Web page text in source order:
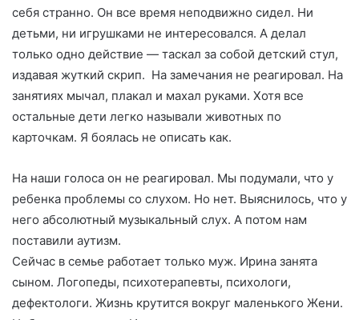
себя странно. Он все время неподвижно сидел. Ни
детьми, ни игрушками не интересовался. А делал
только одно действие — таскал за собой детский стул,
издавая жуткий скрип. На замечания не реагировал. На
занятиях мычал, плакал и махал руками. Хотя все
остальные дети легко называли животных по
карточкам. Я боялась не описать как.
На наши голоса он не реагировал. Мы подумали, что у
ребенка проблемы со слухом. Но нет. Выяснилось, что у
него абсолютный музыкальный слух. А потом нам
поставили аутизм.
Сейчас в семье работает только муж. Ирина занята
сыном. Логопеды, психотерапевты, психологи,
дефектологи. Жизнь крутится вокруг маленького Жени.